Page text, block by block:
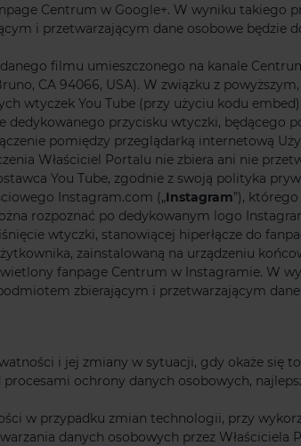
Centrum w Google+. W wyniku takiego
i przetwarzającym dane osobowe będzie
filmu umieszczonego na kanale
CA 94066, USA). W związku z
wtyczek You Tube (przy użyciu kodu
dedykowanego przycisku wtyczki, będącego
pomiędzy przeglądarką internetową
Właściciel Portalu nie zbiera ani nie
You Tube, zgodnie z swoją polityka
Instagram.com („Instagram”),
rozpoznać po dedykowanym logo
wtyczki, stanowiącej hiperłącze do
zainstalowaną na urządzeniu
fanpage Centrum w Instagramie. W
zbierającym i przetwarzającym
i jej zmiany w sytuacji, gdy okaże się
ochrony danych osobowych,
w przypadku zmian technologii, przy
danych osobowych przez Właściciela